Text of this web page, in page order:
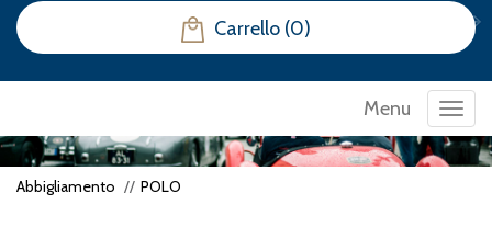
Carrello (0)
Menu
Abbigliamento POLO